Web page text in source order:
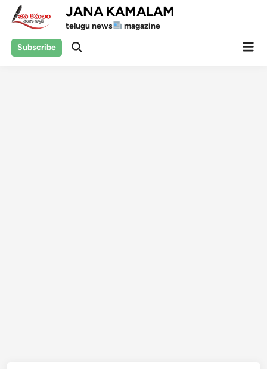
Skip
JANA KAMALAM
telugu news magazine
Subscribe
Open